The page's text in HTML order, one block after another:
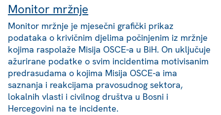
Monitor mržnje
Monitor mržnje je mjesečni grafički prikaz
podataka o krivičnim djelima počinjenim iz mržnje
kojima raspolaže Misija OSCE-a u BiH. On uključuje
ažurirane podatke o svim incidentima motivisanim
predrasudama o kojima Misija OSCE-a ima
saznanja i reakcijama pravosudnog sektora,
lokalnih vlasti i civilnog društva u Bosni i
Hercegovini na te incidente.